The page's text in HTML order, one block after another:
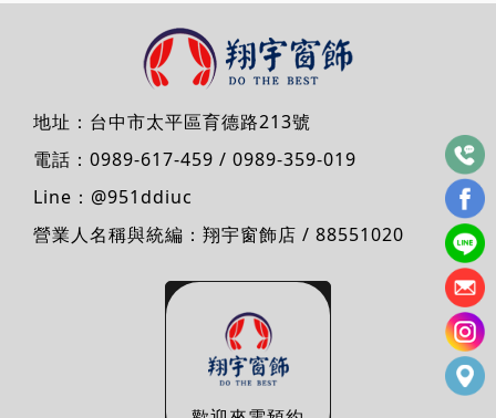
地址： 台中市太平區育德路213號
電話： 0989-617-459 / 0989-359-019
Line： @951ddiuc
營業人名稱與統編：翔宇窗飾店 / 88551020